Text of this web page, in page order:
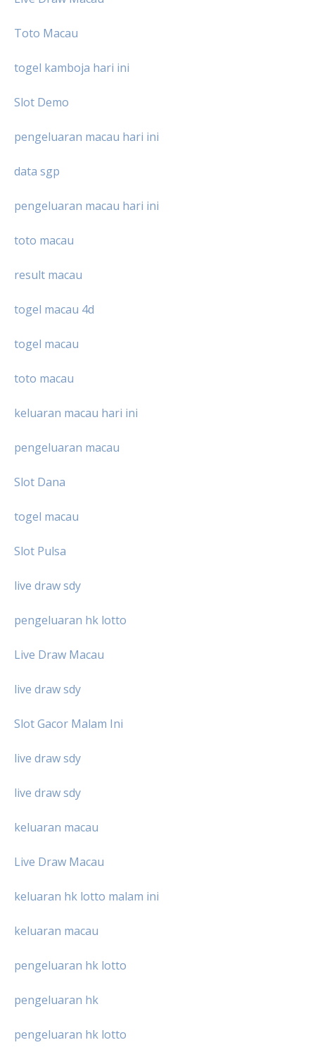
Toto Macau
togel kamboja hari ini
Slot Demo
pengeluaran macau hari ini
data sgp
pengeluaran macau hari ini
toto macau
result macau
togel macau 4d
togel macau
toto macau
keluaran macau hari ini
pengeluaran macau
Slot Dana
togel macau
Slot Pulsa
live draw sdy
pengeluaran hk lotto
Live Draw Macau
live draw sdy
Slot Gacor Malam Ini
live draw sdy
live draw sdy
keluaran macau
Live Draw Macau
keluaran hk lotto malam ini
keluaran macau
pengeluaran hk lotto
pengeluaran hk
pengeluaran hk lotto